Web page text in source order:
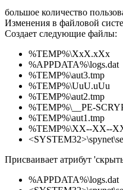
большое количество
Изменения в файловой
Создает следующие файлы:
%TEMP%\XxX.xXx
%APPDATA%\logs.dat
%TEMP%\aut3.tmp
%TEMP%\UuU.uUu
%TEMP%\aut2.tmp
%TEMP%\__PE-
%TEMP%\aut1.tmp
%TEMP%\XX--XX--
Присваивает атрибут
%APPDATA%\logs.dat